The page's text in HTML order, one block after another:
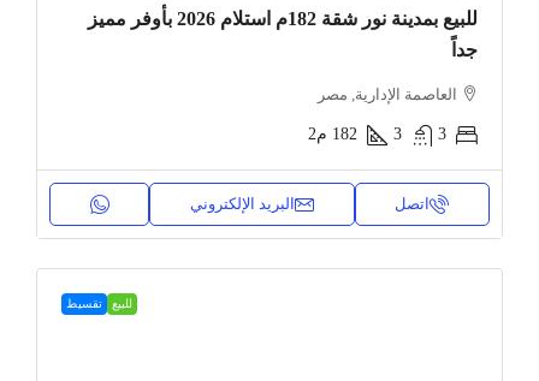
للبيع بمدينة نور شقة 182م استلام 2026 بأوفر مميز
جداً
العاصمة الإدارية, مصر
3
3
182 م2
اتصل البريد الإلكتروني
للبيع تقسيط